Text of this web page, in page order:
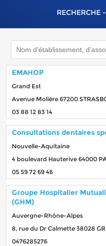
RECHERCHE -
EMAHOP
Grand Est
Avenue Molière 67200
03 88 12 83 14
Consultations dentaires
Nouvelle-Aquitaine
4 boulevard Hauterive 64000
05 59 72 69 46
Groupe Hospitalier
(GHM)
Auvergne-Rhône-Alpes
8, rue du Dr Calmette 38028
0476285276